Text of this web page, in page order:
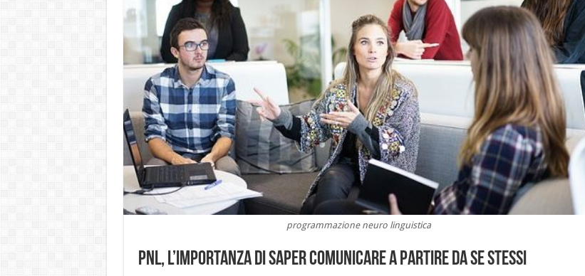
programmazione neuro linguistica
PNL, l’importanza di saper comunicare a partire da se stessi